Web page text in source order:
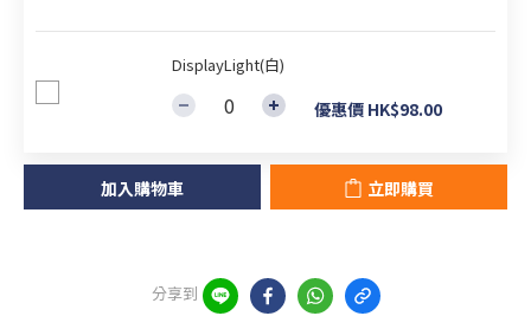
DisplayLight(白)
優惠價 HK$98.00
加入購物車 立即購買
分享到